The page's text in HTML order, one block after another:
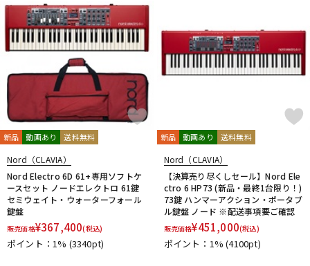
新品 動画あり 送料無料
Nord（CLAVIA）
Nord Electro 6D 61+専用ソフトケ
ースセット ノードエレクトロ 61鍵
セミウェイト・ウォーターフォール
鍵盤
販売価格¥367,400(税込)
ポイント：1% (3340pt)
新品 動画あり 送料無料
Nord（CLAVIA）
【決算売り尽くしセール】Nord Ele
ctro 6 HP73 (新品・最終1台限り！)
73鍵 ハンマーアクション・ポータブ
ル鍵盤 ノード ※配送事項要ご確認
販売価格¥451,000(税込)
ポイント：1%(4100pt)